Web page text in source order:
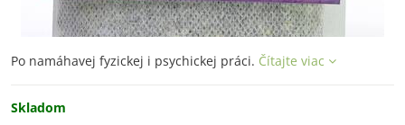
Po namáhavej fyzickej i psychickej práci. Čítajte viac
Skladom